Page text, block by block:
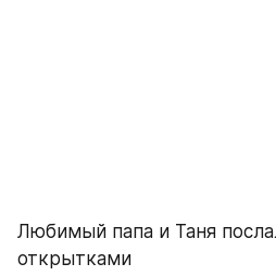
Любимый папа и Таня
открытками